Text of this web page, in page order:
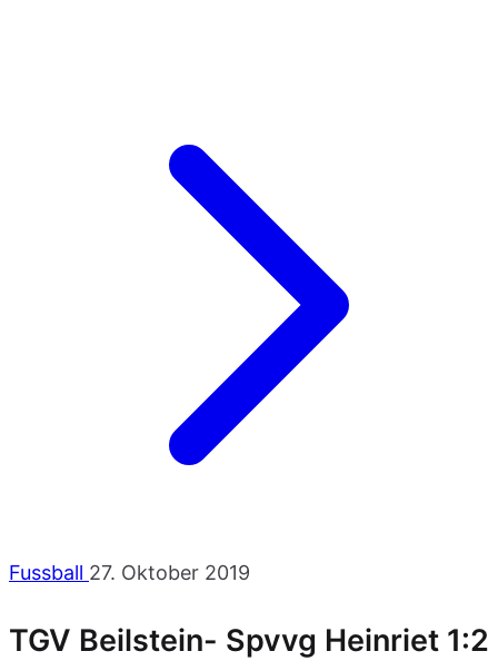
Fussball 27. Oktober 2019
TGV Beilstein- Spvvg Heinriet 1:2